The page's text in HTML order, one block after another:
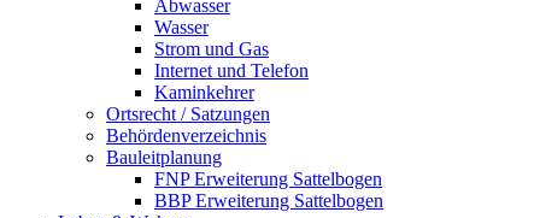
Abwasser
Wasser
Strom und Gas
Internet und Telefon
Kaminkehrer
Ortsrecht / Satzungen
Behördenverzeichnis
Bauleitplanung
FNP Erweiterung Sattelbogen
BBP Erweiterung Sattelbogen